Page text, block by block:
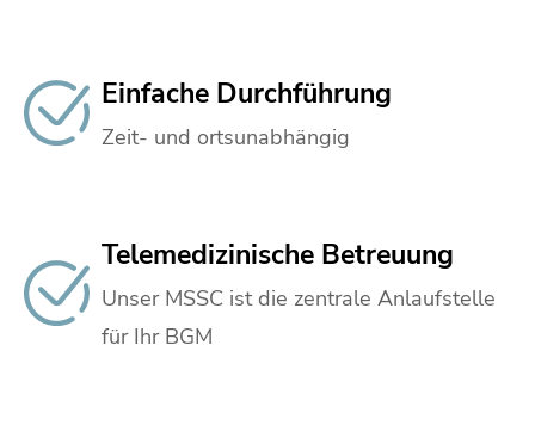
Einfache Durchführung
Zeit- und ortsunabhängig
Telemedizinische Betreuung
Unser MSSC ist die zentrale Anlaufstelle
für Ihr BGM